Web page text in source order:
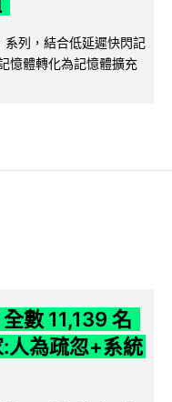
系列，結合低延遲快閃記
憶體轉化為記憶體擴充
數 11,139 名
人為疏忽+系統